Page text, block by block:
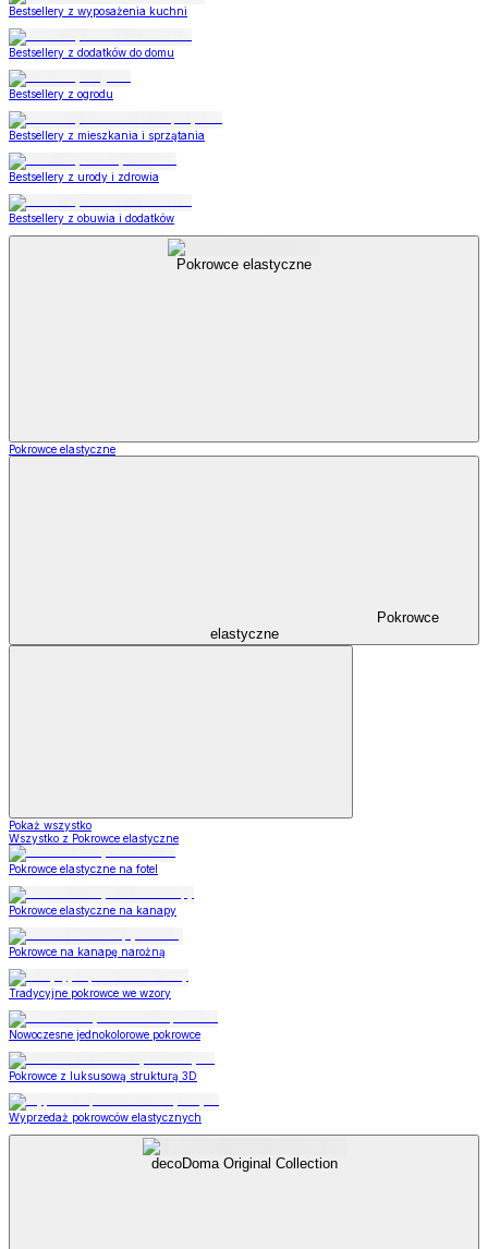
Bestsellery z wyposażenia kuchni
Bestsellery z dodatków do domu
Bestsellery z ogrodu
Bestsellery z mieszkania i sprzątania
Bestsellery z urody i zdrowia
Bestsellery z obuwia i dodatków
Pokrowce elastyczne
Pokrowce elastyczne
Pokrowce
elastyczne
Pokaż wszystko
Wszystko z Pokrowce elastyczne
Pokrowce elastyczne na fotel
Pokrowce elastyczne na kanapy
Pokrowce na kanapę narożną
Tradycyjne pokrowce we wzory
Nowoczesne jednokolorowe pokrowce
Pokrowce z luksusową strukturą 3D
Wyprzedaż pokrowców elastycznych
decoDoma Original Collection